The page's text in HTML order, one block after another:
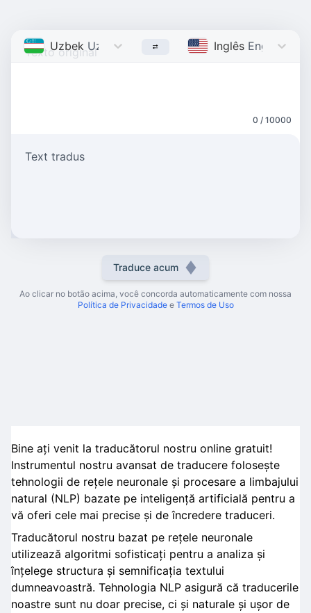
Uzbek Uzbek Inglês English
0 / 10000
Text tradus
Traduce acum
Ao clicar no botão acima, você concorda automaticamente com nossa
Política de Privacidade e Termos de Uso
Bine ați venit la traducătorul nostru online gratuit!
Instrumentul nostru avansat de traducere folosește
tehnologii de rețele neuronale și procesare a limbajului
natural (NLP) bazate pe inteligență artificială pentru a
vă oferi cele mai precise și de încredere traduceri.
Traducătorul nostru bazat pe rețele neuronale
utilizează algoritmi sofisticați pentru a analiza și
înțelege structura și semnificația textului
dumneavoastră. Tehnologia NLP asigură că traducerile
noastre sunt nu doar precise, ci și naturale și ușor de